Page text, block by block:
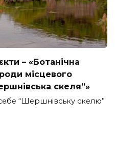
– «Ботанічна
місцевого
скеля”»
“Шершнівську скелю”